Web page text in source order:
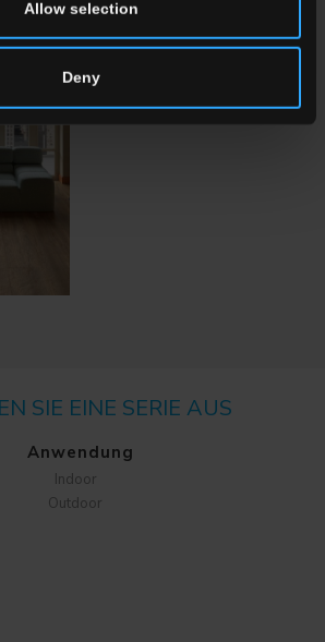
Allow selection
Deny
MANUFATTI
SIE EINE SERIE AUS
Anwendung
Indoor
Outdoor